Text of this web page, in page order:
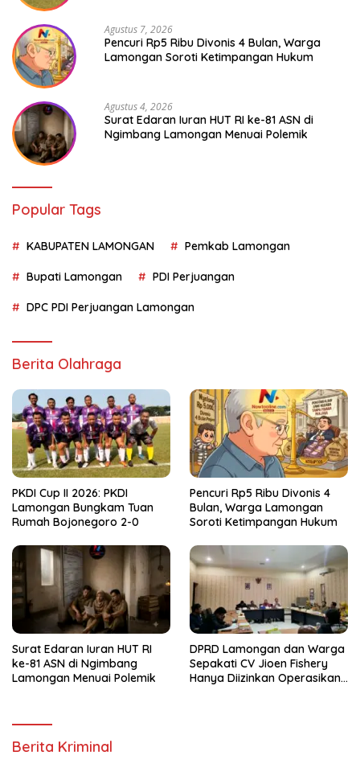
Agustus 7, 2026
Pencuri Rp5 Ribu Divonis 4 Bulan, Warga
Lamongan Soroti Ketimpangan Hukum
Agustus 4, 2026
Surat Edaran Iuran HUT RI ke-81 ASN di
Ngimbang Lamongan Menuai Polemik
Popular Tags
KABUPATEN LAMONGAN Pemkab Lamongan
Bupati Lamongan PDI Perjuangan
DPC PDI Perjuangan Lamongan
Berita Olahraga
PKDI Cup II 2026: PKDI
Lamongan Bungkam Tuan
Rumah Bojonegoro 2-0
Pencuri Rp5 Ribu Divonis 4
Bulan, Warga Lamongan
Soroti Ketimpangan Hukum
Surat Edaran Iuran HUT RI
ke-81 ASN di Ngimbang
Lamongan Menuai Polemik
DPRD Lamongan dan Warga
Sepakati CV Jioen Fishery
Hanya Diizinkan Operasikan
Berita Kriminal